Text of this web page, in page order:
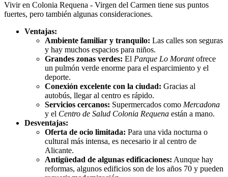
Vivir en Colonia Requena - Virgen del Carmen tiene sus puntos
fuertes, pero también algunas consideraciones.
Ventajas:
Ambiente familiar y tranquilo: Las calles son seguras
y hay muchos espacios para niños.
Grandes zonas verdes: El Parque Lo Morantofrece
un pulmón verde enorme para el esparcimiento y el
deporte.
Conexión excelente con la ciudad: Gracias al
autobús, llegar al centro es rápido.
Servicios cercanos: Supermercados como Mercadona
y el Centro de Salud Colonia Requena están a mano.
Desventajas:
Oferta de ocio limitada: Para una vida nocturna o
cultural más intensa, es necesario ir al centro de
Alicante.
Antigüedad de algunas edificaciones: Aunque hay
reformas, algunos edificios son de los años 70 y pueden